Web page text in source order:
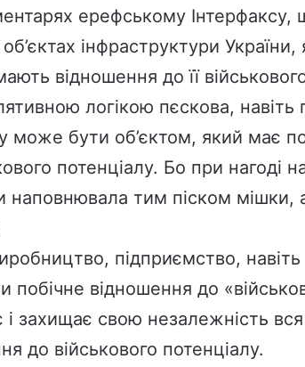
ерефському Інтерфаксу,
інфраструктури України,
відношення до її
логікою пєскова, навіть
може бути об’єктом, який має
потенціалу. Бо при нагоді
наповнювала тим піском мішки,
підприємство,
відношення до
і захищає свою незалежність
до військового потенціалу.